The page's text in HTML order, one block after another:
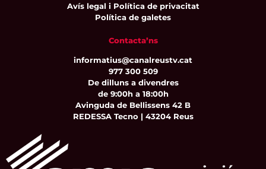
Avís legal i Política de privacitat
Política de galetes
Contacta’ns
informatius@canalreustv.cat
977 300 509
De dilluns a divendres
de 9:00h a 18:00h
Avinguda de Bellissens 42 B
REDESSA Tecno | 43204 Reus